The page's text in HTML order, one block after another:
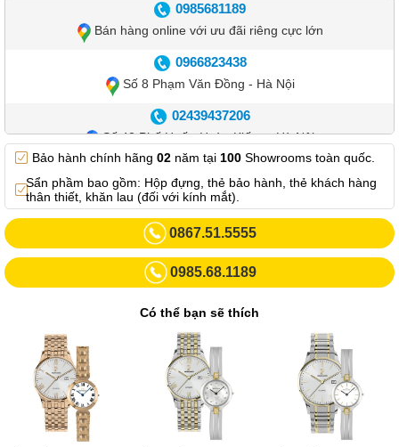
0985681189
Bán hàng online với ưu đãi riêng cực lớn
0966823438
Số 8 Phạm Văn Đồng - Hà Nội
02439437206
Số 42 Phố Huế - Hoàn Kiếm – Hà Nội
0982.769.887
Showroom 3: Số 87 Trương Định - Hai Bà Trưng - Hà Nội.
0969102552
Số 55 Trần Đăng Ninh – Cầu Giấy – Hà Nội
0963264832
02437836542
Số 8 Trần Duy Hưng - Cầu Giấy - Hà Nội
02432232319
Số 413 Quang Trung - Hà Đông - Hà Nội
02432127660
Bảo hành chính hãng 02 năm tại 100 Showrooms toàn quốc.
Sẩn phầm bao gồm: Hộp đựng, thẻ bảo hành, thẻ khách hàng
thân thiết, khăn lau (đối với kính mắt).
0867.51.5555
0985.68.1189
Có thể bạn sẽ thích